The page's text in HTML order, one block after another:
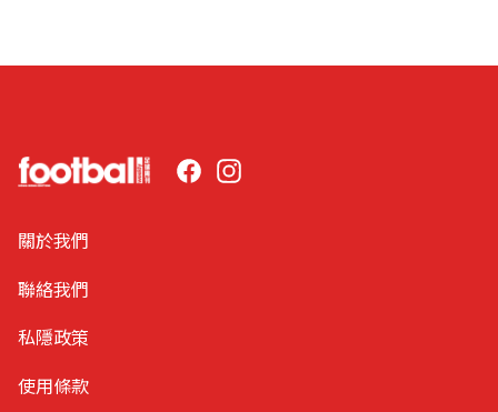
FacebookInstagram
關於我們
聯絡我們
私隱政策
使用條款